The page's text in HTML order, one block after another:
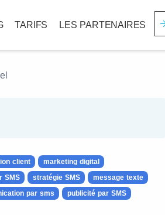
TARIFS LES PARTENAIRES
client
marketing digital
SMS stratégie SMS
message texte
par sms
publicité par SMS